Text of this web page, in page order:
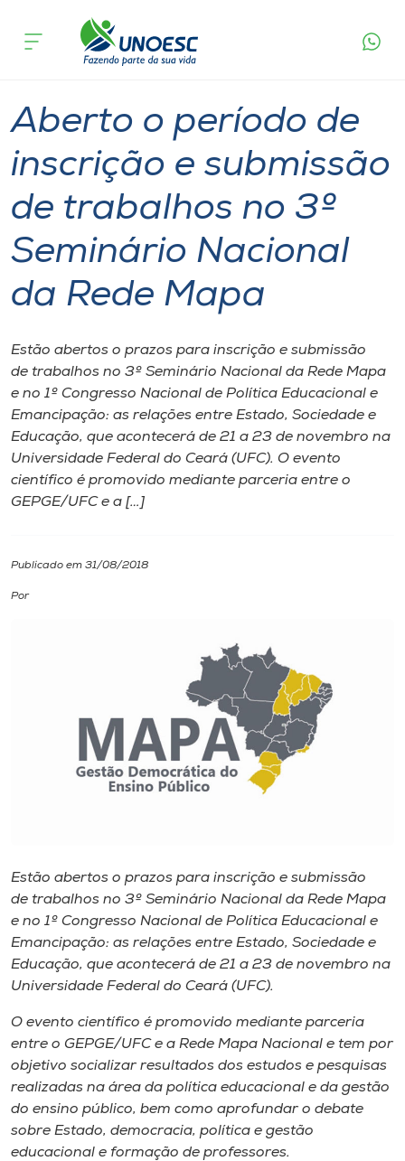
Cursos
Pesquisa
Atendimento ao Estudante
Portal de Ensino
Internacionalização
I.nova
Diplomados
Unoesc
Store
Selecione
A+
acontece
Mapa
Aberto o período de
inscrição e submissão
de trabalhos no 3º
Seminário Nacional
da Rede Mapa
Estão abertos o prazos para inscrição e submissão
de trabalhos no 3º Seminário Nacional da Rede Mapa
e no 1º Congresso Nacional de Política Educacional e
Emancipação: as relações entre Estado, Sociedade e
Educação, que acontecerá de 21 a 23 de novembro na
Universidade Federal do Ceará (UFC). O evento
científico é promovido mediante parceria entre o
GEPGE/UFC e a […]
Publicado em 31/08/2018
Por
Estão abertos o prazos para inscrição e submissão
de trabalhos no 3º Seminário Nacional da Rede Mapa
e no 1º Congresso Nacional de Política Educacional e
Emancipação: as relações entre Estado, Sociedade e
Educação, que acontecerá de 21 a 23 de novembro na
Universidade Federal do Ceará (UFC).
O evento científico é promovido mediante parceria
entre o GEPGE/UFC e a Rede Mapa Nacional e tem por
objetivo socializar resultados dos estudos e pesquisas
realizadas na área da política educacional e da gestão
do ensino público, bem como aprofundar o debate
sobre Estado, democracia, política e gestão
educacional e formação de professores.